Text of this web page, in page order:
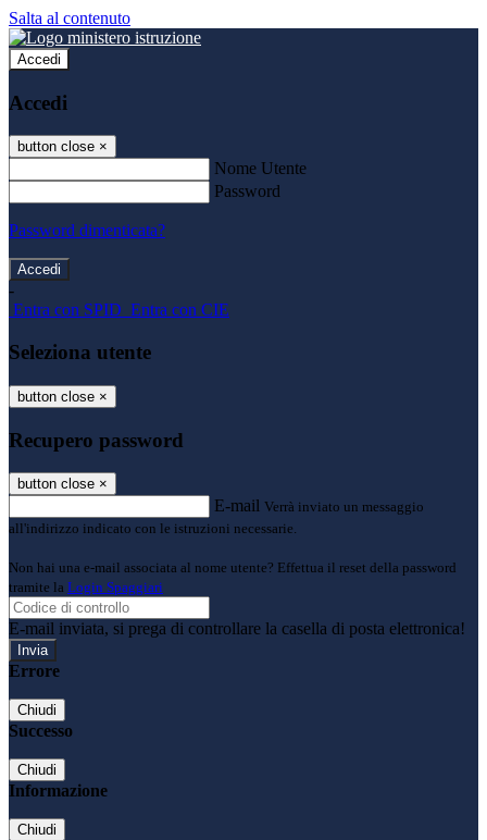
Salta al contenuto
Accedi
Accedi
button close ×
Nome Utente
Password
Password dimenticata?
-
Entra con SPID Entra con CIE
Seleziona utente
button close ×
Recupero password
button close ×
E-mail Verrà inviato un messaggio
all'indirizzo indicato con le istruzioni necessarie.
Non hai una e-mail associata al nome utente? Effettua il reset della password
tramite la Login Spaggiari
E-mail inviata, si prega di controllare la casella di posta elettronica!
Errore
Chiudi
Successo
Chiudi
Informazione
Chiudi